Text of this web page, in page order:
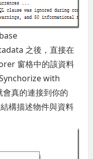
之後，直接在
窗格中的該資料
with
真的連接到你的
構描述物件與資料